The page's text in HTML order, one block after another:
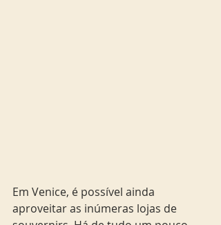
Em Venice, é possível ainda
aproveitar as inúmeras lojas de